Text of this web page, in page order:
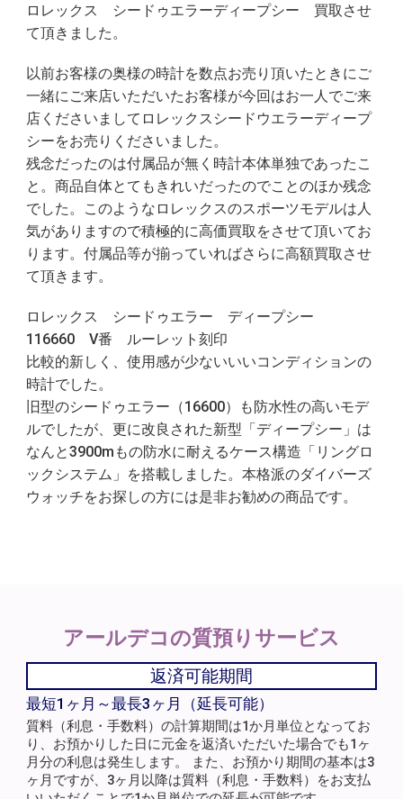
ロレックス シードゥエラーディープシー 買取させ
て頂きました。
以前お客様の奥様の時計を数点お売り頂いたときにご
一緒にご来店いただいたお客様が今回はお一人でご来
店くださいましてロレックスシードウエラーディープ
シーをお売りくださいました。
残念だったのは付属品が無く時計本体単独であったこ
と。商品自体とてもきれいだったのでことのほか残念
でした。このようなロレックスのスポーツモデルは人
気がありますので積極的に高価買取をさせて頂いてお
ります。付属品等が揃っていればさらに高額買取させ
て頂きます。
ロレックス シードゥエラー ディープシー
116660 V番 ルーレット刻印
比較的新しく、使用感が少ないいいコンディションの
時計でした。
旧型のシードゥエラー（16600）も防水性の高いモデ
ルでしたが、更に改良された新型「ディープシー」は
なんと3900mもの防水に耐えるケース構造「リングロ
ックシステム」を搭載しました。本格派のダイバーズ
ウォッチをお探しの方には是非お勧めの商品です。
アールデコの質預りサービス
返済可能期間
最短1ヶ月～最長3ヶ月（延長可能）
質料（利息・手数料）の計算期間は1か月単位となってお
り、お預かりした日に元金を返済いただいた場合でも1ヶ
月分の利息は発生します。 また、お預かり期間の基本は3
ヶ月ですが、3ヶ月以降は質料（利息・手数料）をお支払